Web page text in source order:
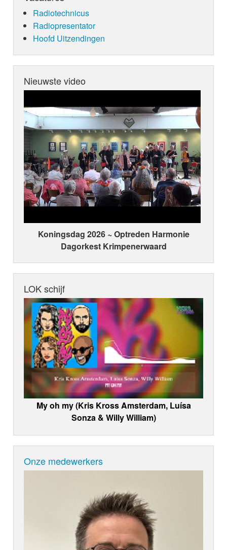
Radiotechnicus
Radiopresentator
Hoofd Uitzendingen
Nieuwste video
Koningsdag 2026 ~ Optreden Harmonie
Dagorkest Krimpenerwaard
LOK schijf
My oh my (Kris Kross Amsterdam, Luísa
Sonza & Willy William)
Onze medewerkers